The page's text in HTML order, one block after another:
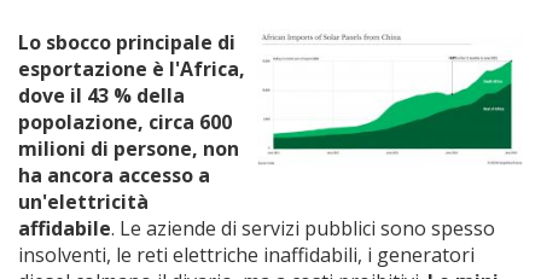
Lo sbocco principale di
esportazione è l'Africa,
dove il 43 % della
popolazione, circa 600
milioni di persone, non
ha ancora accesso a
un'elettricità
affidabile. Le aziende di servizi pubblici sono spesso
insolventi, le reti elettriche inaffidabili, i generatori